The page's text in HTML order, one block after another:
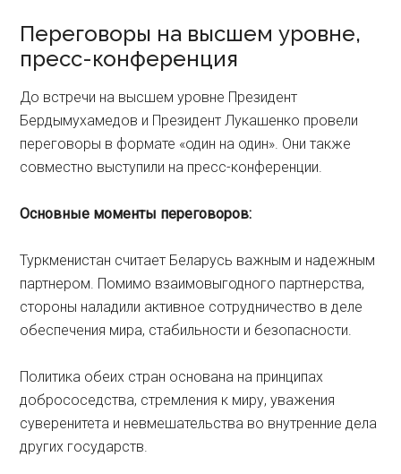
Переговоры на высшем уровне,
пресс-конференция
До встречи на высшем уровне Президент
Бердымухамедов и Президент Лукашенко провели
переговоры в формате «один на один». Они также
совместно выступили на пресс-конференции.
Основные моменты переговоров:
Туркменистан считает Беларусь важным и надежным
партнером. Помимо взаимовыгодного партнерства,
стороны наладили активное сотрудничество в деле
обеспечения мира, стабильности и безопасности.
Политика обеих стран основана на принципах
добрососедства, стремления к миру, уважения
суверенитета и невмешательства во внутренние дела
других государств.